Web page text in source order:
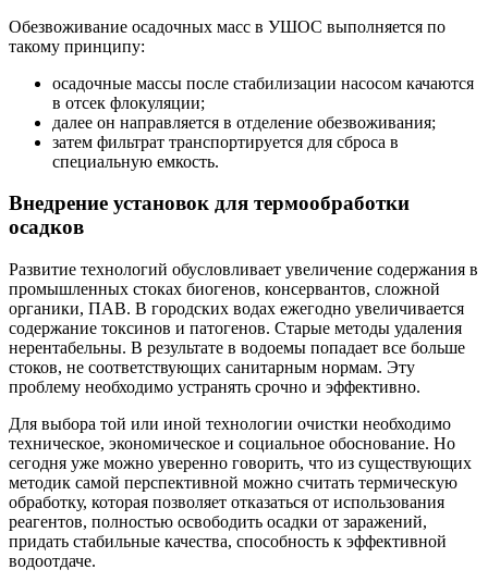
Обезвоживание осадочных масс в УШОС выполняется по
такому принципу:
осадочные массы после стабилизации насосом качаются
в отсек флокуляции;
далее он направляется в отделение обезвоживания;
затем фильтрат транспортируется для сброса в
специальную емкость.
Внедрение установок для термообработки
осадков
Развитие технологий обусловливает увеличение содержания в
промышленных стоках биогенов, консервантов, сложной
органики, ПАВ. В городских водах ежегодно увеличивается
содержание токсинов и патогенов. Старые методы удаления
нерентабельны. В результате в водоемы попадает все больше
стоков, не соответствующих санитарным нормам. Эту
проблему необходимо устранять срочно и эффективно.
Для выбора той или иной технологии очистки необходимо
техническое, экономическое и социальное обоснование. Но
сегодня уже можно уверенно говорить, что из существующих
методик самой перспективной можно считать термическую
обработку, которая позволяет отказаться от использования
реагентов, полностью освободить осадки от заражений,
придать стабильные качества, способность к эффективной
водоотдаче.